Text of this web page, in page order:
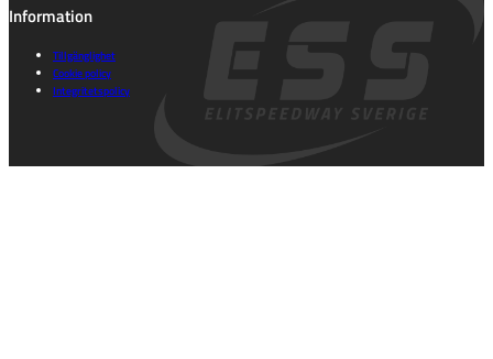
Information
Tillgänglighet
Cookie policy
Integritetspolicy